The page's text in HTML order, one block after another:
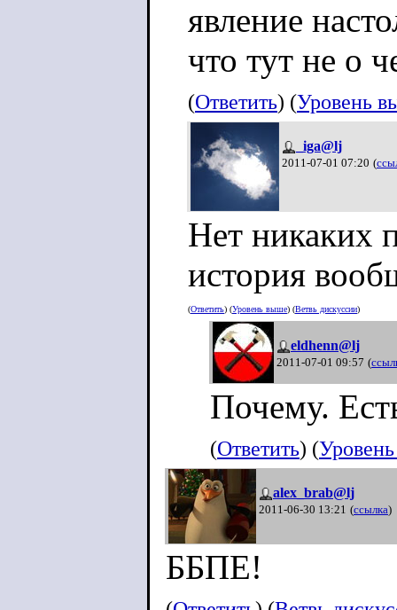
явление
что тут не о
(Ответить) (Уровень
_iga@lj
2011-07-01 07:20 (
Нет никаких
история
(Ответить) (Уровень выше) (Ветвь дискуссии)
eldhenn@lj
2011-07-01 09:57 (
Почему.
(Ответить) (
alex_brab@lj
2011-06-30 13:21 (ссылка)
ББПЕ!